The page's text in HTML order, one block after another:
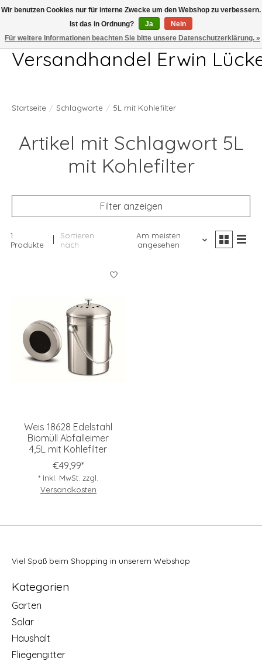
Telefon 04407 715872 MO-DO 7.00-17.00Uhr FR 7.00-13.00Uhr
Versandhandel Erwin
Startseite / Schlagworte / 5L mit Kohlefilter
Artikel mit Schlagwort 5L
mit Kohlefilter
Filter anzeigen
1
Produkte
Sortieren
nach
Am meisten
angesehen
Weis 18628 Edelstahl
Biomüll Abfalleimer
4,5L mit Kohlefilter
€49,99*
* Inkl. MwSt. zzgl.
Versandkosten
Viel Spaß beim Shopping in unserem Webshop
Kategorien
Garten
Solar
Haushalt
Fliegengitter
Wir benutzen Cookies nur für interne Zwecke um den Webshop zu verbessern.
Ist das in Ordnung?
Ja
Nein
Für weitere Informationen beachten Sie bitte unsere Datenschutzerklärung. »